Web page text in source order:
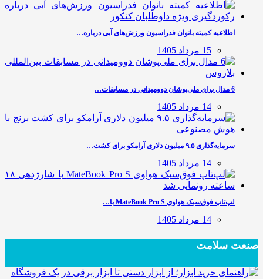
اطلاعیه کمیته بانوان فدراسیون ورزش‌های آبی درباره…
15 مرداد 1405
6 مدال برای ملی‌پوشان دوومیدانی در مسابقات…
14 مرداد 1405
سرمایه‌گذاری ۹.۵ میلیون دلاری آرامکو برای کشت…
14 مرداد 1405
لپ‌تاپ فوق‌سبک هواوی MateBook Pro S با…
14 مرداد 1405
صنعت سلامت